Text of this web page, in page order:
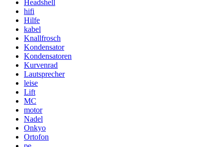
Headshell
hifi
Hilfe
kabel
Knallfrosch
Kondensator
Kondensatoren
Kurvenrad
Lautsprecher
leise
Lift
MC
motor
Nadel
Onkyo
Ortofon